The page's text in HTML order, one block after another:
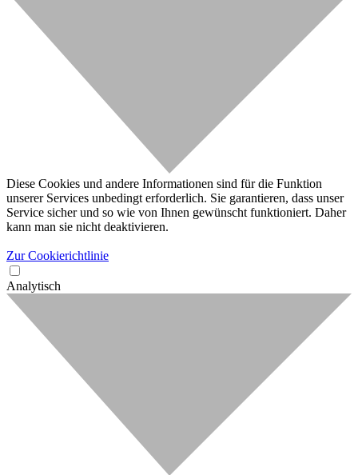
Diese Cookies und andere Informationen sind für die Funktion
unserer Services unbedingt erforderlich. Sie garantieren, dass unser
Service sicher und so wie von Ihnen gewünscht funktioniert. Daher
kann man sie nicht deaktivieren.
Zur Cookierichtlinie
Analytisch